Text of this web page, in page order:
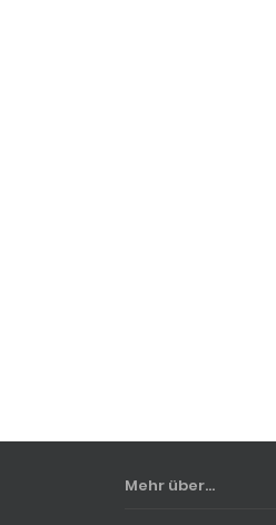
Mehr über...